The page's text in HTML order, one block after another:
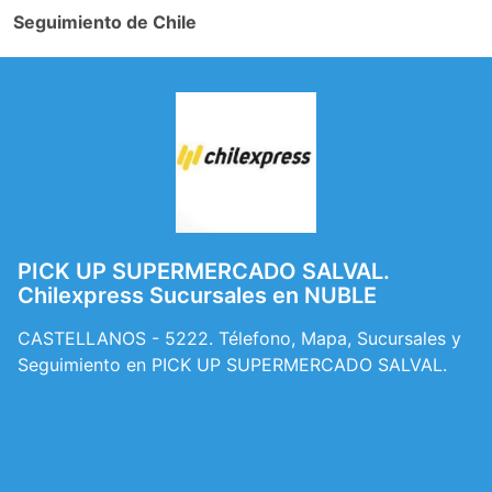
Seguimiento de Chile
PICK UP SUPERMERCADO SALVAL.
Chilexpress Sucursales en NUBLE
CASTELLANOS - 5222. Télefono, Mapa, Sucursales y
Seguimiento en PICK UP SUPERMERCADO SALVAL.